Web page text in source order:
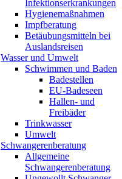
Infektionserkrankungen
Hygienemaßnahmen
Impfberatung
Betäubungsmitteln bei
Auslandsreisen
Wasser und Umwelt
Schwimmen und Baden
Badestellen
EU-Badeseen
Hallen- und
Freibäder
Trinkwasser
Umwelt
Schwangerenberatung
Allgemeine
Schwangerenberatung